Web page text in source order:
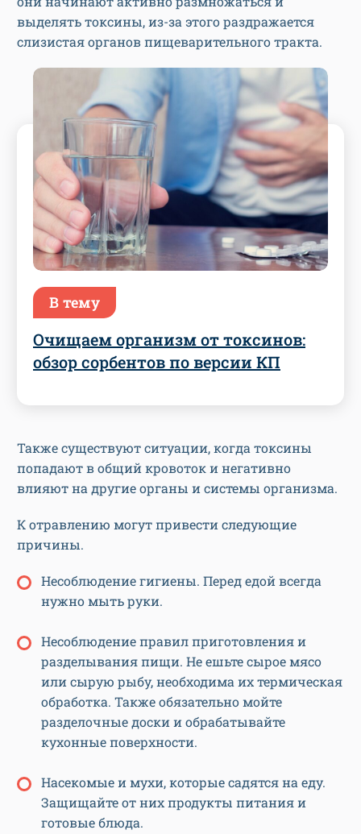
выделять токсины, из-за этого раздражается
слизистая органов пищеварительного тракта.
В тему
Очищаем организм от токсинов:
обзор сорбентов по версии КП
Также существуют ситуации, когда токсины
попадают в общий кровоток и негативно
влияют на другие органы и системы организма.
К отравлению могут привести следующие
причины.
Несоблюдение гигиены. Перед едой всегда
нужно мыть руки.
Несоблюдение правил приготовления и
разделывания пищи. Не ешьте сырое мясо
или сырую рыбу, необходима их термическая
обработка. Также обязательно мойте
разделочные доски и обрабатывайте
кухонные поверхности.
Насекомые и мухи, которые садятся на еду.
Защищайте от них продукты питания и
готовые блюда.